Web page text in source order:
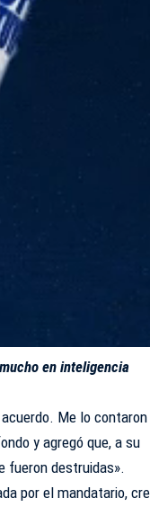
en inteligencia
Me lo contaron
y agregó que, a su
fueron destruidas».
por el mandatario,